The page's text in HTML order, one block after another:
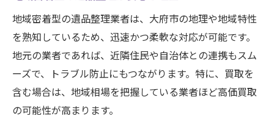
地域密着型の遺品整理業者は、大府市の地理や地域特性
を熟知しているため、迅速かつ柔軟な対応が可能です。
地元の業者であれば、近隣住民や自治体との連携もスム
ーズで、トラブル防止にもつながります。特に、買取を
含む場合は、地域相場を把握している業者ほど高価買取
の可能性が高まります。